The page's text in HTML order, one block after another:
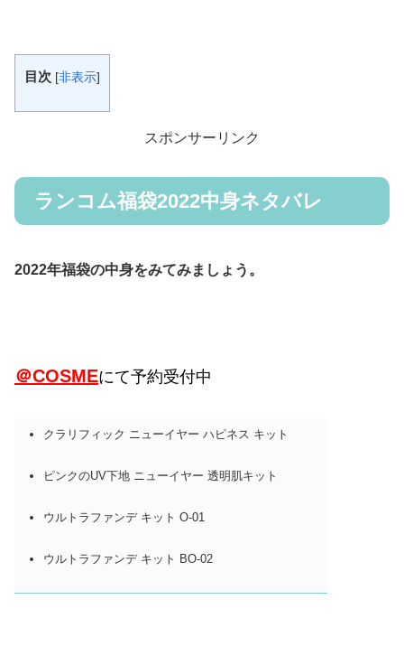
目次 [非表示]
スポンサーリンク
ランコム福袋2022中身ネタバレ
2022年福袋の中身をみてみましょう。
＠COSMEにて予約受付中
クラリフィック ニューイヤー ハピネス キット
ピンクのUV下地 ニューイヤー 透明肌キット
ウルトラファンデ キット O-01
ウルトラファンデ キット BO-02